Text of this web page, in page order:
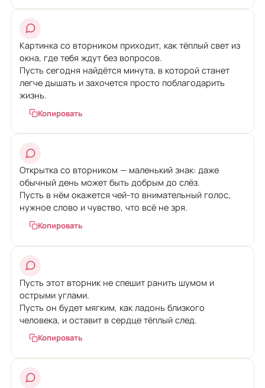
Картинка со вторником приходит, как тёплый свет из
окна, где тебя ждут без вопросов.
Пусть сегодня найдётся минута, в которой станет
легче дышать и захочется просто поблагодарить
жизнь.
Копировать
Открытка со вторником — маленький знак: даже
обычный день может быть добрым до слёз.
Пусть в нём окажется чей-то внимательный голос,
нужное слово и чувство, что всё не зря.
Копировать
Пусть этот вторник не спешит ранить шумом и
острыми углами.
Пусть он будет мягким, как ладонь близкого
человека, и оставит в сердце тёплый след.
Копировать